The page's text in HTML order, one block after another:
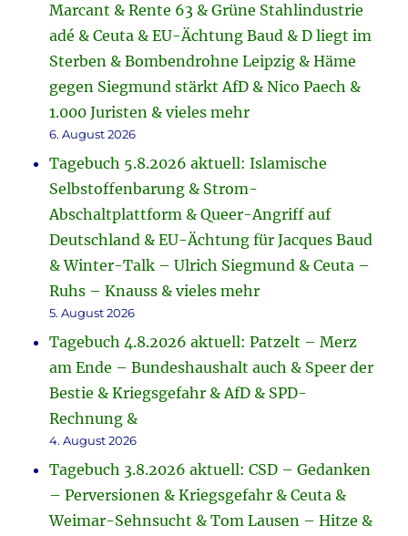
Marcant & Rente 63 & Grüne Stahlindustrie
adé & Ceuta & EU-Ächtung Baud & D liegt im
Sterben & Bombendrohne Leipzig & Häme
gegen Siegmund stärkt AfD & Nico Paech &
1.000 Juristen & vieles mehr
6. August 2026
Tagebuch 5.8.2026 aktuell: Islamische
Selbstoffenbarung & Strom-
Abschaltplattform & Queer-Angriff auf
Deutschland & EU-Ächtung für Jacques Baud
& Winter-Talk – Ulrich Siegmund & Ceuta –
Ruhs – Knauss & vieles mehr
5. August 2026
Tagebuch 4.8.2026 aktuell: Patzelt – Merz
am Ende – Bundeshaushalt auch & Speer der
Bestie & Kriegsgefahr & AfD & SPD-
Rechnung &
4. August 2026
Tagebuch 3.8.2026 aktuell: CSD – Gedanken
– Perversionen & Kriegsgefahr & Ceuta &
Weimar-Sehnsucht & Tom Lausen – Hitze &